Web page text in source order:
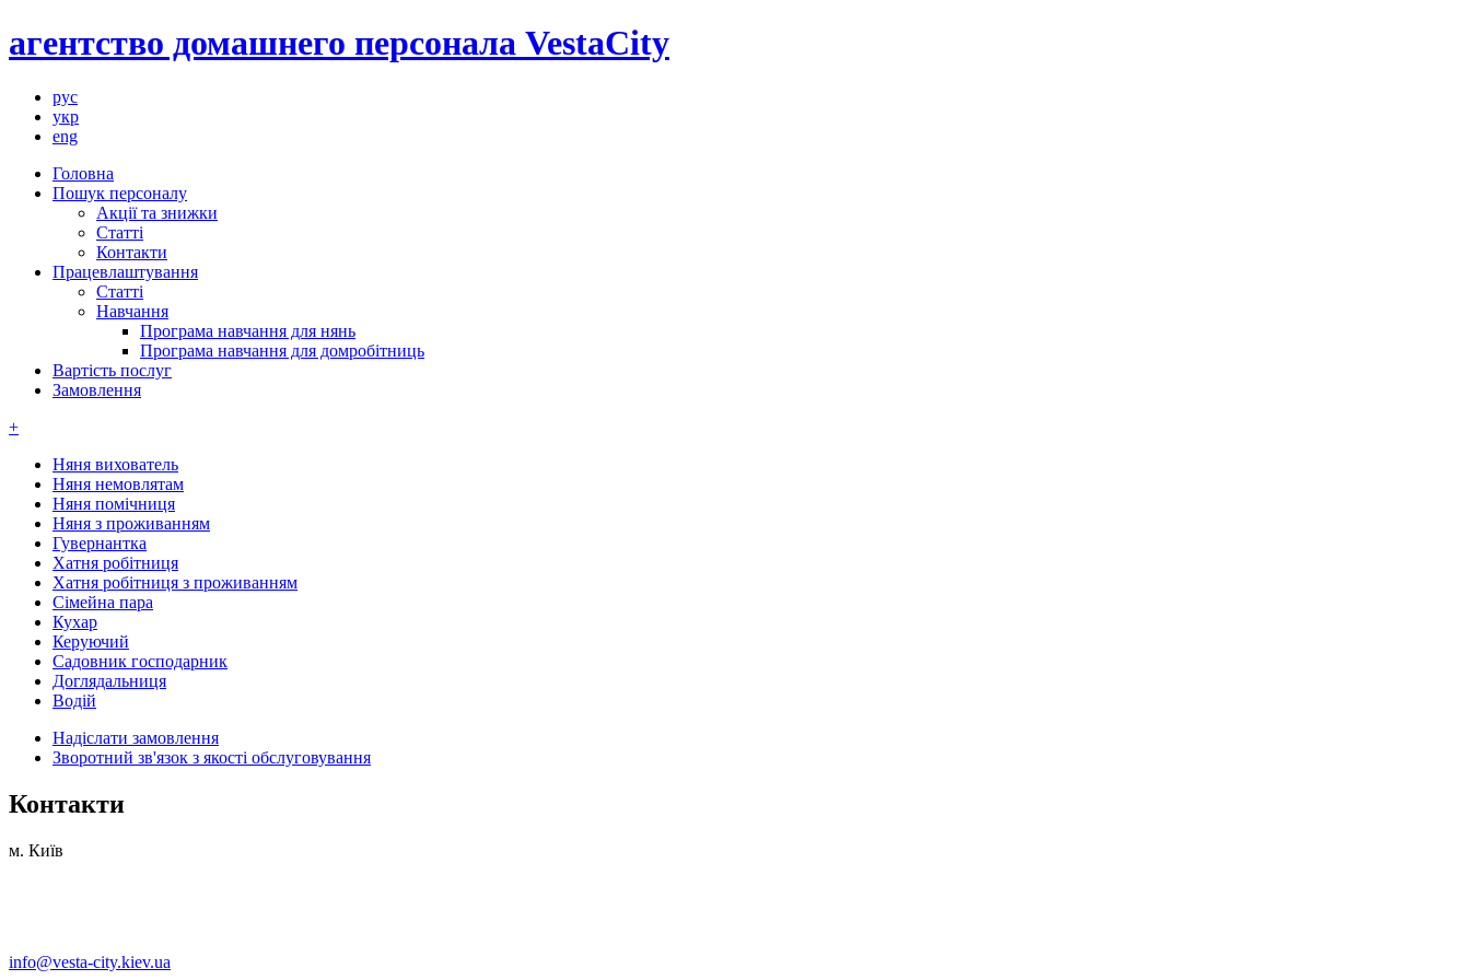
агентство домашнего персонала VestaCity
рус
укр
eng
Головна
Пошук персоналу
Акції та знижки
Статті
Контакти
Працевлаштування
Статті
Навчання
Програма навчання для нянь
Програма навчання для домробітниць
Вартість послуг
Замовлення
+
Няня вихователь
Няня немовлятам
Няня помічниця
Няня з проживанням
Гувернантка
Хатня робітниця
Хатня робітниця з проживанням
Сімейна пара
Кухар
Керуючий
Садовник господарник
Доглядальниця
Водій
Надіслати замовлення
Зворотний зв'язок з якості обслуговування
Контакти
м. Київ
info@vesta-city.kiev.ua